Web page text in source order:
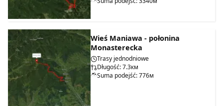
Wieś Maniawa - połonina
Monasterecka
Trasy jednodniowe
Długość: 7.3км
Suma podejść: 776м